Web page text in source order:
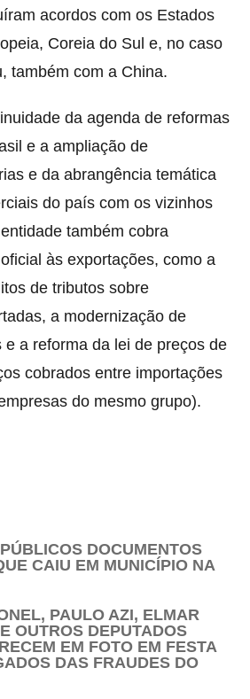
acordos com os Estados
Coreia do Sul e, no caso
também com a China.
da agenda de reformas
e a ampliação de
e da abrangência temática
do país com os vizinhos
também cobra
às exportações, como a
de tributos sobre
a modernização de
e a reforma da lei de preços de
cobrados entre importações
do mesmo grupo).
DOCUMENTOS
CAIU EM MUNICÍPIO NA
PAULO AZI, ELMAR
OUTROS DEPUTADOS
EM FOTO EM FESTA
DAS FRAUDES DO